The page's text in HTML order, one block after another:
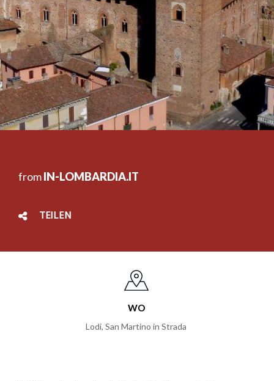
fromIN-LOMBARDIA.IT
TEILEN
WO
Lodi, San Martino in Strada